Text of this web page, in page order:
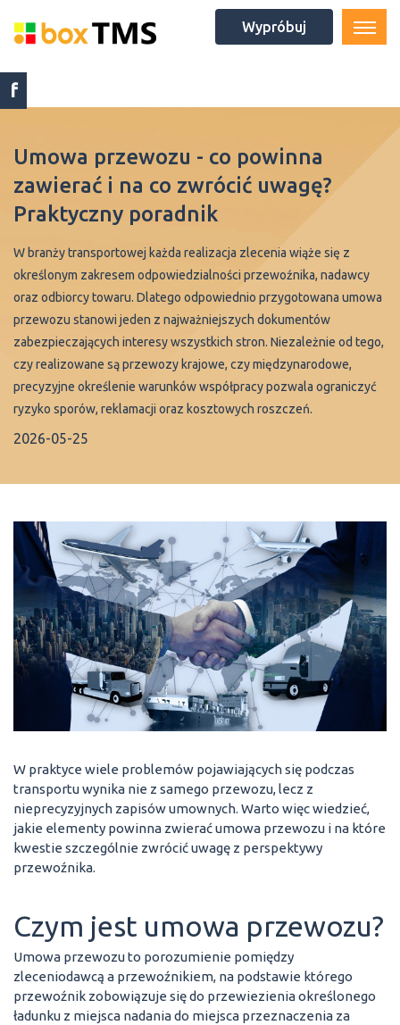
Wypróbuj
Umowa przewozu - co powinna
zawierać i na co zwrócić uwagę?
Praktyczny poradnik
W branży transportowej każda realizacja zlecenia wiąże się z
określonym zakresem odpowiedzialności przewoźnika, nadawcy
oraz odbiorcy towaru. Dlatego odpowiednio przygotowana umowa
przewozu stanowi jeden z najważniejszych dokumentów
zabezpieczających interesy wszystkich stron. Niezależnie od tego,
czy realizowane są przewozy krajowe, czy międzynarodowe,
precyzyjne określenie warunków współpracy pozwala ograniczyć
ryzyko sporów, reklamacji oraz kosztowych roszczeń.
2026-05-25
W praktyce wiele problemów pojawiających się podczas
transportu wynika nie z samego przewozu, lecz z
nieprecyzyjnych zapisów umownych. Warto więc wiedzieć,
jakie elementy powinna zwierać umowa przewozu i na które
kwestie szczególnie zwrócić uwagę z perspektywy
przewoźnika.
Czym jest umowa przewozu?
Umowa przewozu to porozumienie pomiędzy
zleceniodawcą a przewoźnikiem, na podstawie którego
przewoźnik zobowiązuje się do przewiezienia określonego
ładunku z miejsca nadania do miejsca przeznaczenia za
f